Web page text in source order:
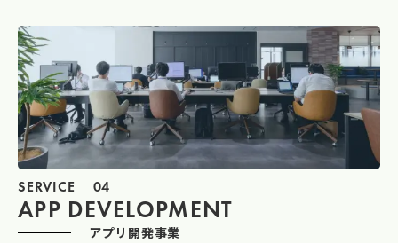
SERVICE 04
APP DEVELOPMENT
アプリ開発事業